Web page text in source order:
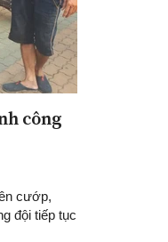
ký tin tức mới
công
cướp,
đội tiếp tục